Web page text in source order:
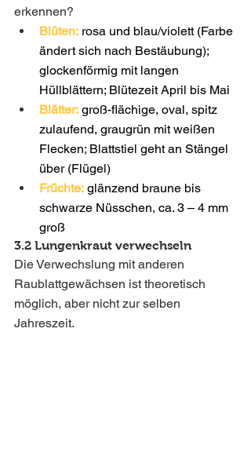
erkennen?
Blüten: rosa und blau/violett (Farbe
ändert sich nach Bestäubung);
glockenförmig mit langen
Hüllblättern; Blütezeit April bis Mai
Blätter: groß-flächige, oval, spitz
zulaufend, graugrün mit weißen
Flecken; Blattstiel geht an Stängel
über (Flügel)
Früchte: glänzend braune bis
schwarze Nüsschen, ca. 3 – 4 mm
groß
3.2 Lungenkraut verwechseln
Die Verwechslung mit anderen
Raublattgewächsen ist theoretisch
möglich, aber nicht zur selben
Jahreszeit.